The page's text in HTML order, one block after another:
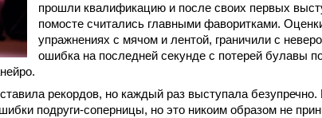
прошли квалификацию и после своих первых
помосте считались главными фаворитками.
упражнениях с мячом и лентой, граничили с
ошибка на последней секунде с потерей булавы
рекордов, но каждый раз выступала
подруги-соперницы, но это никоим образом не